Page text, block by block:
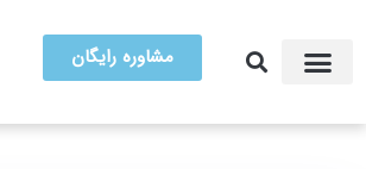
مشاوره رایگان